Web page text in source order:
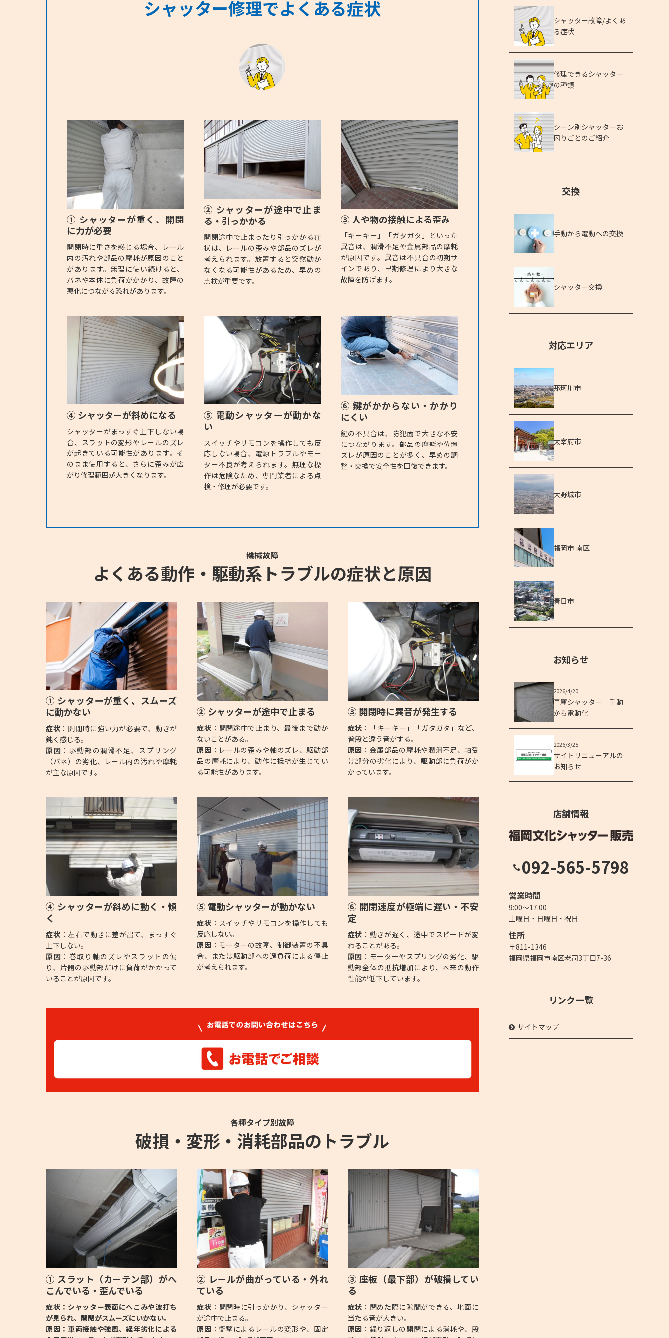
シャッター修理でよくある症状
① シャッターが重く、開閉
に力が必要
開閉時に重さを感じる場合、レール
内の汚れや部品の摩耗が原因のこと
があります。無理に使い続けると、
バネや本体に負荷がかかり、故障の
悪化につながる恐れがあります。
② シャッターが途中で止ま
る・引っかかる
開閉途中で止まったり引っかかる症
状は、レールの歪みや部品のズレが
考えられます。放置すると突然動か
なくなる可能性があるため、早めの
点検が重要です。
③ 人や物の接触による歪み
「キーキー」「ガタガタ」といった
異音は、潤滑不足や金属部品の摩耗
が原因です。異音は不具合の初期サ
インであり、早期修理により大きな
故障を防げます。
④ シャッターが斜めになる
シャッターがまっすぐ上下しない場
合、スラットの変形やレールのズレ
が起きている可能性があります。そ
のまま使用すると、さらに歪みが広
がり修理範囲が大きくなります。
⑤ 電動シャッターが動かな
い
スイッチやリモコンを操作しても反
応しない場合、電源トラブルやモー
ター不良が考えられます。無理な操
作は危険なため、専門業者による点
検・修理が必要です。
⑥ 鍵がかからない・かかり
にくい
鍵の不具合は、防犯面で大きな不安
につながります。部品の摩耗や位置
ズレが原因のことが多く、早めの調
整・交換で安全性を回復できます。
機械故障
よくある動作・駆動系トラブルの症状と原因
① シャッターが重く、スムーズ
に動かない
症状 ：開閉時に強い力が必要で、動きが
鈍く感じる。
原因 ：駆動部の潤滑不足、スプリング
（バネ）の劣化、レール内の汚れや摩耗
が主な原因です。
② シャッターが途中で止まる
症状 ：開閉途中で止まり、最後まで動か
ないことがある。
原因 ：レールの歪みや軸のズレ、駆動部
品の摩耗により、動作に抵抗が生じてい
る可能性があります。
③ 開閉時に異音が発生する
症状 ：「キーキー」「ガタガタ」など、
普段と違う音がする。
原因 ：金属部品の摩耗や潤滑不足、軸受
け部分の劣化により、駆動部に負荷がか
かっています。
④ シャッターが斜めに動く・傾
く
症状 ：左右で動きに差が出て、まっすぐ
上下しない。
原因 ：巻取り軸のズレやスラットの偏
り、片側の駆動部だけに負荷がかかって
いることが原因です。
⑤ 電動シャッターが動かない
症状 ：スイッチやリモコンを操作しても
反応しない。
原因 ：モーターの故障、制御装置の不具
合、または駆動部への過負荷による停止
が考えられます。
⑥ 開閉速度が極端に遅い・不安
定
症状 ：動きが遅く、途中でスピードが変
わることがある。
原因 ：モーターやスプリングの劣化、駆
動部全体の抵抗増加により、本来の動作
性能が低下しています。
各種タイプ別故障
破損・変形・消耗部品のトラブル
① スラット（カーテン部）がへ
こんでいる・歪んでいる
症状 ：シャッター表面にへこみや波打ち
が見られ、開閉がスムーズにいかない。
原因 ：車両接触や強風、経年劣化による
② レールが曲がっている・外れ
ている
症状 ：開閉時に引っかかり、シャッター
が途中で止まる。
原因 ：衝撃によるレールの変形や、固定
③ 座板（最下部）が破損してい
る
症状 ：閉めた際に隙間ができる、地面に
当たる音が大きい。
原因 ：繰り返しの開閉による消耗や、段
シャッター故障/よくあ
る症状
修理できるシャッター
の種類
シーン別シャッターお
困りごとのご紹介
交換
手動から電動への交換
シャッター交換
対応エリア
那珂川市
太宰府市
大野城市
福岡市 南区
春日市
お知らせ
2026/4/20
車庫シャッター 手動
から電動化
2026/3/25
サイトリニューアルの
お知らせ
店舗情報
092-565-5798
営業時間
9:00～17:00
土曜日・日曜日・祝日
住所
〒811-1346
福岡県福岡市南区老司3丁目7-36
リンク一覧
サイトマップ